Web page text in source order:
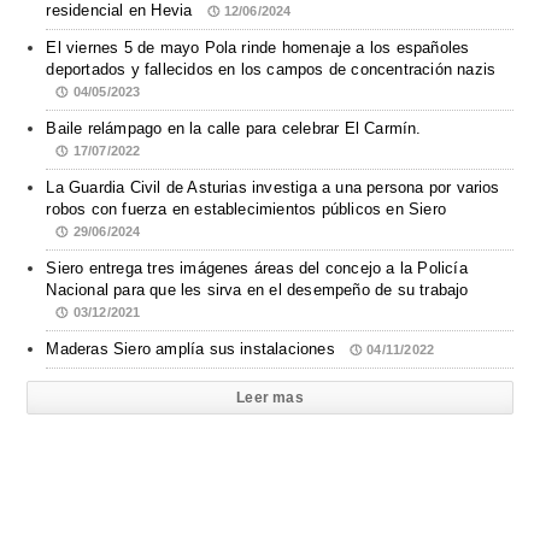
residencial en Hevia
12/06/2024
El viernes 5 de mayo Pola rinde homenaje a los españoles
deportados y fallecidos en los campos de concentración nazis
04/05/2023
Baile relámpago en la calle para celebrar El Carmín.
17/07/2022
La Guardia Civil de Asturias investiga a una persona por varios
robos con fuerza en establecimientos públicos en Siero
29/06/2024
Siero entrega tres imágenes áreas del concejo a la Policía
Nacional para que les sirva en el desempeño de su trabajo
03/12/2021
Maderas Siero amplía sus instalaciones 04/11/2022
Leer mas